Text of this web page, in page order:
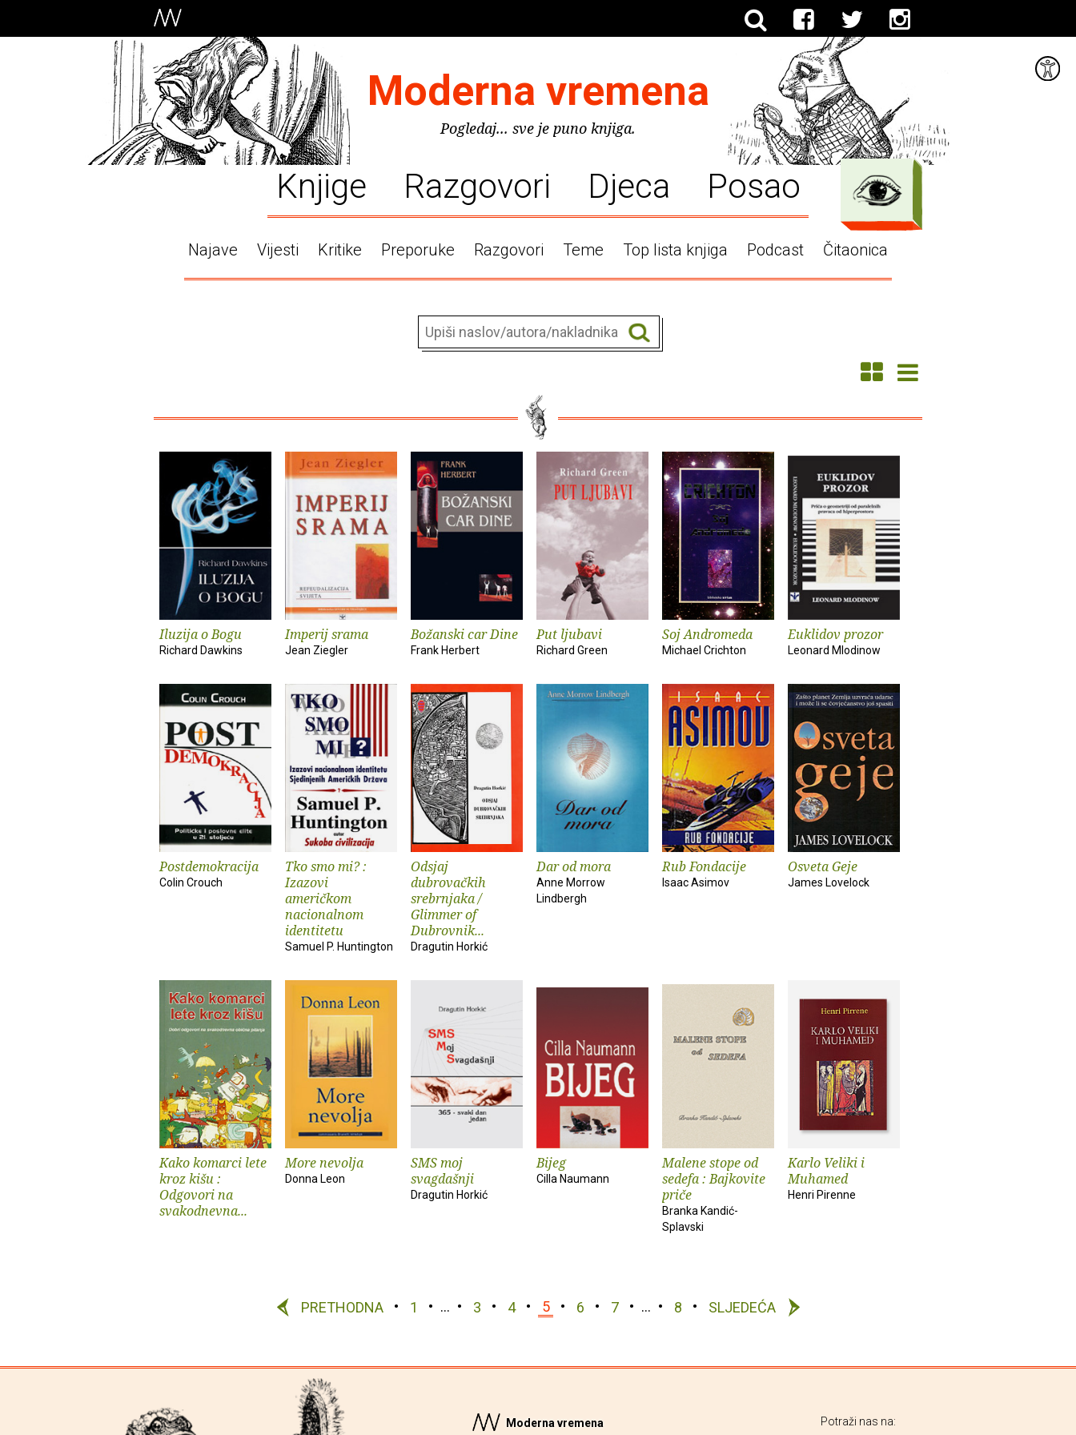
Moderna vremena
Pogledaj... sve je puno knjiga.
Knjige Razgovori Djeca Posao
Najave Vijesti Kritike Preporuke Razgovori Teme Top lista knjiga Podcast Čitaonica
Iluzija o Bogu
Richard Dawkins
Imperij srama
Jean Ziegler
Božanski car Dine
Frank Herbert
Put ljubavi
Richard Green
Soj Andromeda
Michael Crichton
Euklidov prozor
Leonard Mlodinow
Postdemokracija
Colin Crouch
Tko smo mi? :
Izazovi
američkom
nacionalnom
identitetu
Samuel P. Huntington
Odsjaj
dubrovačkih
srebrnjaka /
Glimmer of
Dubrovnik...
Dragutin Horkić
Dar od mora
Anne Morrow
Lindbergh
Rub Fondacije
Isaac Asimov
Osveta Geje
James Lovelock
Kako komarci lete
kroz kišu :
Odgovori na
svakodnevna...
More nevolja
Donna Leon
SMS moj
svagdašnji
Dragutin Horkić
Bijeg
Cilla Naumann
Malene stope od
sedefa : Bajkovite
priče
Branka Kandić-
Splavski
Karlo Veliki i
Muhamed
Henri Pirenne
PRETHODNA 1 … 3 4 5 6 7 … 8 SLJEDEĆA
Moderna vremena Potraži nas na: